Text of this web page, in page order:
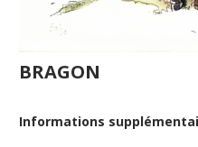
BRAGON
Informations